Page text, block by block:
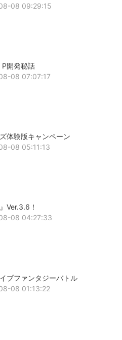
08 09:29:15
開発秘話
08 07:07:17
体験版キャンペーン
08 05:11:13
Ver.3.6！
08 04:27:33
ブファンタジーバトル
08 01:13:22